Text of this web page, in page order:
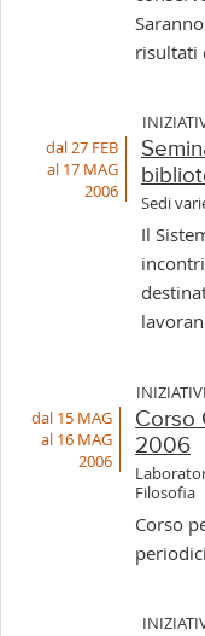
risultati
dal 27 FEB
al 17 MAG
2006
Sedi
Il
dal 15 MAG
al 16 MAG
2006
Corso
2006
Filosofia
Corso